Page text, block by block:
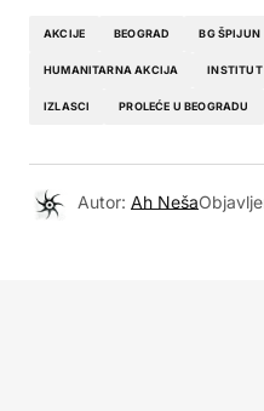
AKCIJE BEOGRAD BG ŠPIJUN
HUMANITARNA AKCIJA INSTITUT
IZLASCI PROLEĆE U BEOGRADU
Autor: Ah Neša